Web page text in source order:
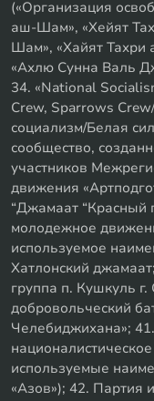
(«Организация
аш-Шам», «Хейят
Шам», «Хайят
«Ахлю Сунна Валь
34. «National
Crew, Sparrows
социализм/Белая
сообщество,
участников
движения
“Джамаат “Красный
молодежное
используемое
Хатлонский
группа п. Кушкуль
добровольческий
Челебиджихана»;
используемые
«Азов»); 42. Партия